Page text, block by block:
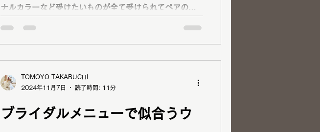
び方や ブライダルドレスをご提案！ お姉様 「似合うド
レスが知れてドレス選びがワクワクします！」 妹さん
ナルカラーなど受けたいものが全て受けられてペアのメ
断・12分類骨格診断・顔タイプ診断・コスメ提案・ベス
トカラー診断、ブライダル提案をご依頼くださいまし
ムスプリング（イエベ春） 骨格 リッチナチュラル 顔タ
イプ フレッシュ 写真左 I様 1stクリアウィンター（ブ
ストレート 顔タイプ クール トータル診断の結果を基に
ブライダルメニューで似合うウ
TOMOYO TAKABUCHI
2024年11月7日
読了時間: 11分